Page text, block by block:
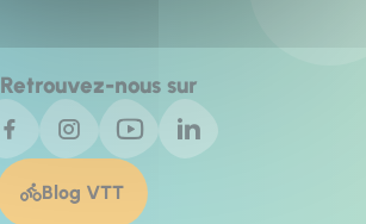
Retrouvez-nous sur
Blog VTT